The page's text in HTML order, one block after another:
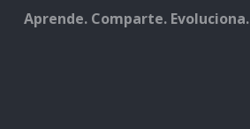
Aprende. Comparte. Evoluciona.